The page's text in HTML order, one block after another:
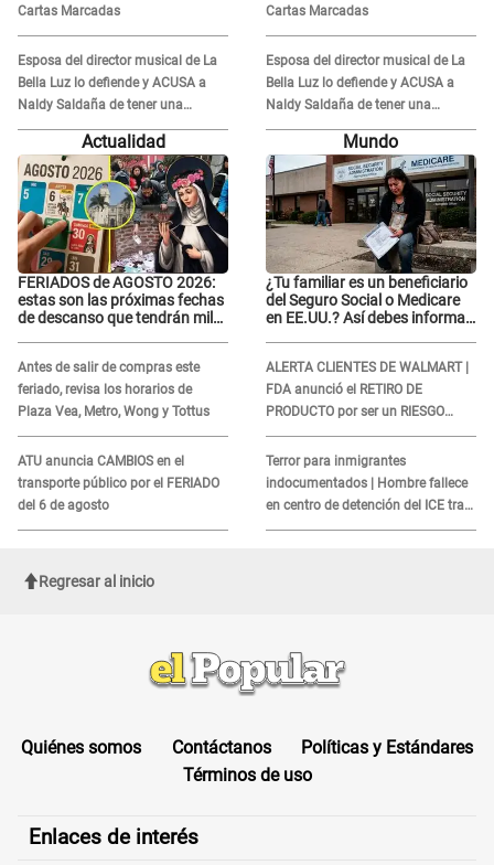
Cartas Marcadas
Esposa del director musical de La
Bella Luz lo defiende y ACUSA a
Naldy Saldaña de tener una
relación con él y otros integrantes
Cartas Marcadas
Esposa del director musical de La
Bella Luz lo defiende y ACUSA a
Naldy Saldaña de tener una
relación con él y otros integrantes
Actualidad
FERIADOS de AGOSTO 2026:
estas son las próximas fechas
de descanso que tendrán miles
Antes de salir de compras este
feriado, revisa los horarios de
Plaza Vea, Metro, Wong y Tottus
ATU anuncia CAMBIOS en el
transporte público por el FERIADO
del 6 de agosto
Mundo
¿Tu familiar es un beneficiario
del Seguro Social o Medicare
en EE.UU.? Así debes informar
ALERTA CLIENTES DE WALMART |
FDA anunció el RETIRO DE
PRODUCTO por ser un RIESGO
MORTAL para consumidores: ¿Cuál
es?
Terror para inmigrantes
indocumentados | Hombre fallece
en centro de detención del ICE tras
sufrir una "emergencia médica"
Regresar al inicio
Quiénes somos Contáctanos
Políticas y Estándares
Términos de uso
Enlaces de interés